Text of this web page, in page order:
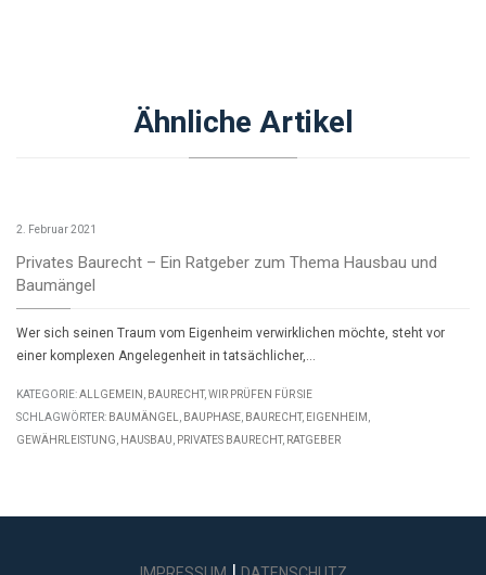
Ähnliche Artikel
2. Februar 2021
Privates Baurecht – Ein Ratgeber zum Thema Hausbau und
Baumängel
Wer sich seinen Traum vom Eigenheim verwirklichen möchte, steht vor
einer komplexen Angelegenheit in tatsächlicher,…
KATEGORIE:ALLGEMEIN , BAURECHT ,WIR PRÜFEN FÜR SIE
SCHLAGWÖRTER: BAUMÄNGEL, BAUPHASE, BAURECHT , EIGENHEIM ,
GEWÄHRLEISTUNG, HAUSBAU, PRIVATES BAURECHT , RATGEBER